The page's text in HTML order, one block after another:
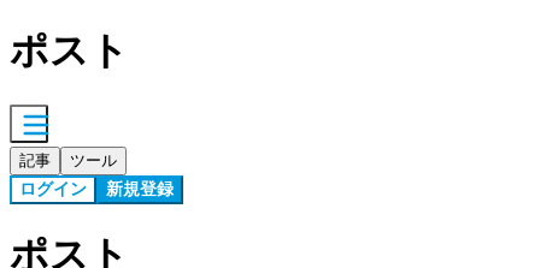
ポスト
記事 ツール
ログイン 新規登録
ポスト